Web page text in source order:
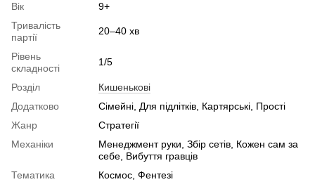
Вік
9+
Тривалість
партії
20–40 хв
Рівень
складності
1/5
Розділ
Кишенькові
Додатково
Сімейні, Для підлітків, Картярські, Прості
Жанр
Стратегії
Механіки
Менеджмент руки, Збір сетів, Кожен сам за
себе, Вибуття гравців
Тематика
Космос, Фентезі